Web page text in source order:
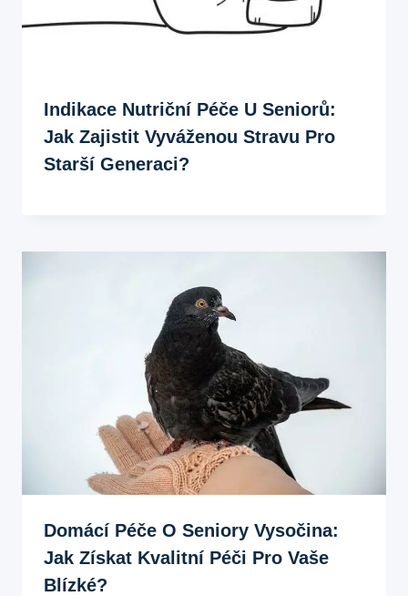
Indikace Nutriční Péče U Seniorů:
Jak Zajistit Vyváženou Stravu Pro
Starší Generaci?
Domácí Péče O Seniory Vysočina:
Jak Získat Kvalitní Péči Pro Vaše
Blízké?